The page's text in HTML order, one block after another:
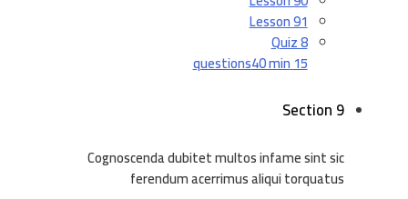
Lesson 91
Quiz 8
15 questions
40 min
Section 9
Cognoscenda dubitet multos infame sint sic
ferendum acerrimus aliqui torquatus